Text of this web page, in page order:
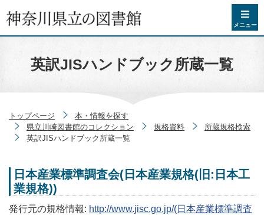
コンテンツへスキップ
メニュー
英訳JISハンドブック所蔵一覧
トップページ
本・情報を探す
県立川崎図書館のコレクション
規格資料
所蔵規格検索
英訳JISハンドブック所蔵一覧
日本産業標準調査会(日本産業規格(旧:日本工
業規格))
発行元の規格情報: http://www.jisc.go.jp/(日本産業標準調査